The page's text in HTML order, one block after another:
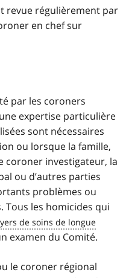
revue régulièrement par
en chef sur
par les coroners
expertise particulière
sont nécessaires
ou lorsque la famille,
coroner investigateur, la
ou d’autres parties
problèmes ou
Tous les homicides qui
examen du Comité.
le coroner régional